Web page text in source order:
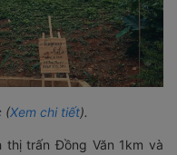
(Xem chi tiết).
thị trấn Đồng Văn 1km và